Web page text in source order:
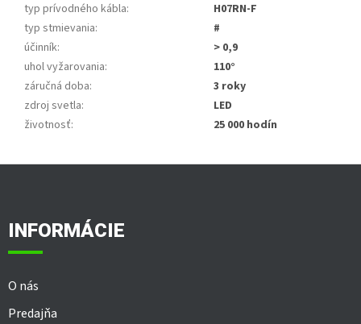
typ prívodného kábla:
H07RN-F
typ stmievania:
#
účinník:
> 0,9
uhol vyžarovania:
110°
záručná doba:
3 roky
zdroj svetla:
LED
životnosť: 25 000 hodín
INFORMÁCIE
O nás
Predajňa